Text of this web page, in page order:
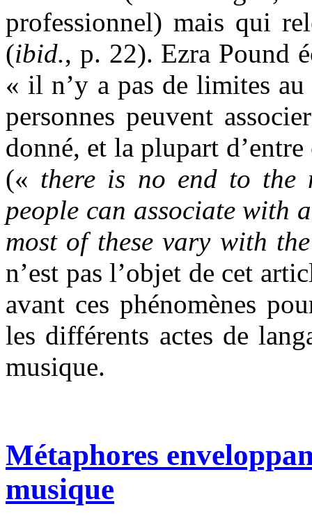
professionnel) mais qui
(ibid., p. 22). Ezra Pound
« il n’y a pas de limites
personnes peuvent
donné, et la plupart
(« there is no end to the
people can associate with
most of these vary with
n’est pas l’objet de cet
avant ces phénomènes
les différents actes de
musique.
Métaphores
musique